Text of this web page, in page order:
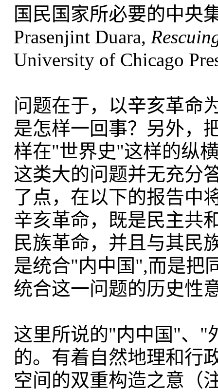
国民国家所必要的中央
Prasenjint Duara,
University of Chicago
问题在于，以辛亥革命
是怎样一回事？另外，
样在"世界史"这样的纵
这类大的问题并无充分
了点，在以下的报告中
辛亥革命，既是民主共
民族革命，并且与其民
是统合"内中国",而是把
统合这一问题的历史性
这里所说的"内中国"、"
的。有着自然地理和行
空间的双重构造之意（